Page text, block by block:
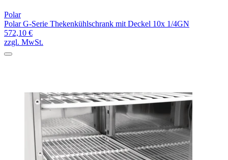
Polar
Polar G-Serie Thekenkühlschrank mit Deckel 10x 1/4GN
572,10 €
zzgl. MwSt.